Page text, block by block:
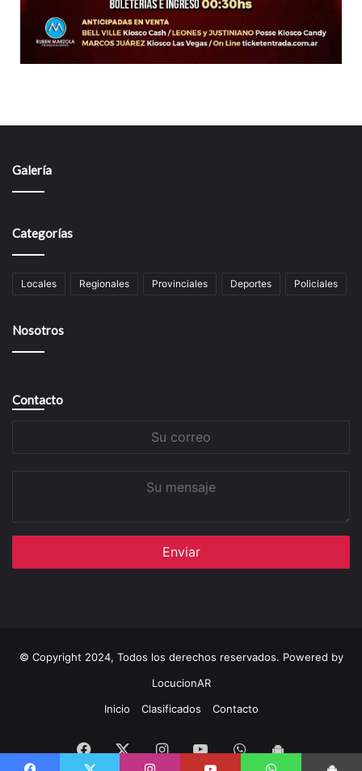
Galería
Categorías
Locales Regionales Provinciales Deportes Policiales
Nosotros
Contacto
© Copyright 2024, Todos los derechos reservados. Powered by
LocucionAR
Inicio
Clasificados Contacto
Facebook
TwitterInstagramYoutubeWhatsapp
App